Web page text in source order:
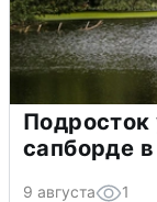
Подросток
сапборде
9 августа 1